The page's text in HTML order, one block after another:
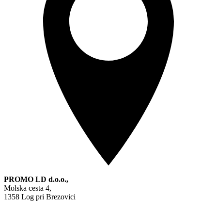
PROMO LD d.o.o.,
Molska cesta 4,
1358 Log pri Brezovici